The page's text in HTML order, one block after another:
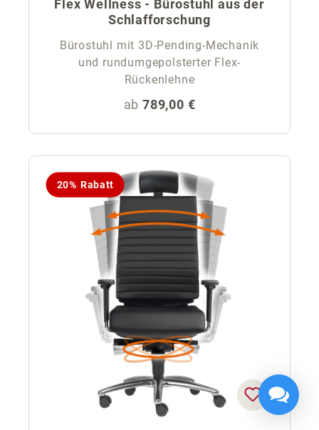
Flex Wellness - Bürostuhl aus der
Schlafforschung
Bürostuhl mit 3D-Pending-Mechanik
und rundumgepolsterter Flex-
Rückenlehne
Regulärer Preis:
ab 789,00 €
20% Rabatt